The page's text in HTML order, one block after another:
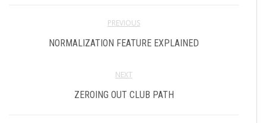
PREVIOUS
NORMALIZATION FEATURE EXPLAINED
NEXT
ZEROING OUT CLUB PATH